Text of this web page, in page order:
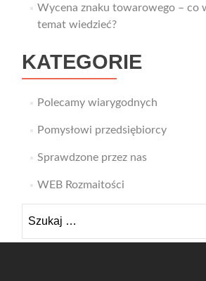
Wycena znaku towarowego – co
temat wiedzieć?
KATEGORIE
Polecamy wiarygodnych
Pomysłowi przedsiębiorcy
Sprawdzone przez nas
WEB Rozmaitości